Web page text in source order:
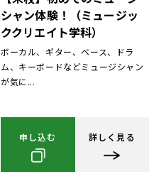
シャン体験！（ミュージッ
ククリエイト学科）
ボーカル、ギター、ベース、ドラ
ム、キーボードなどミュージシャン
が気に...
申し込む 詳しく見る